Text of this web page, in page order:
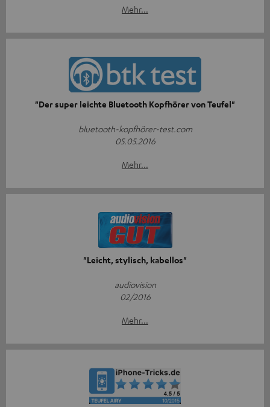
Mehr...
"Der super leichte Bluetooth Kopfhörer von Teufel"
bluetooth-kopfhörer-test.com
05.05.2016
Mehr...
"Leicht, stylisch, kabellos"
audiovision
02/2016
Mehr...